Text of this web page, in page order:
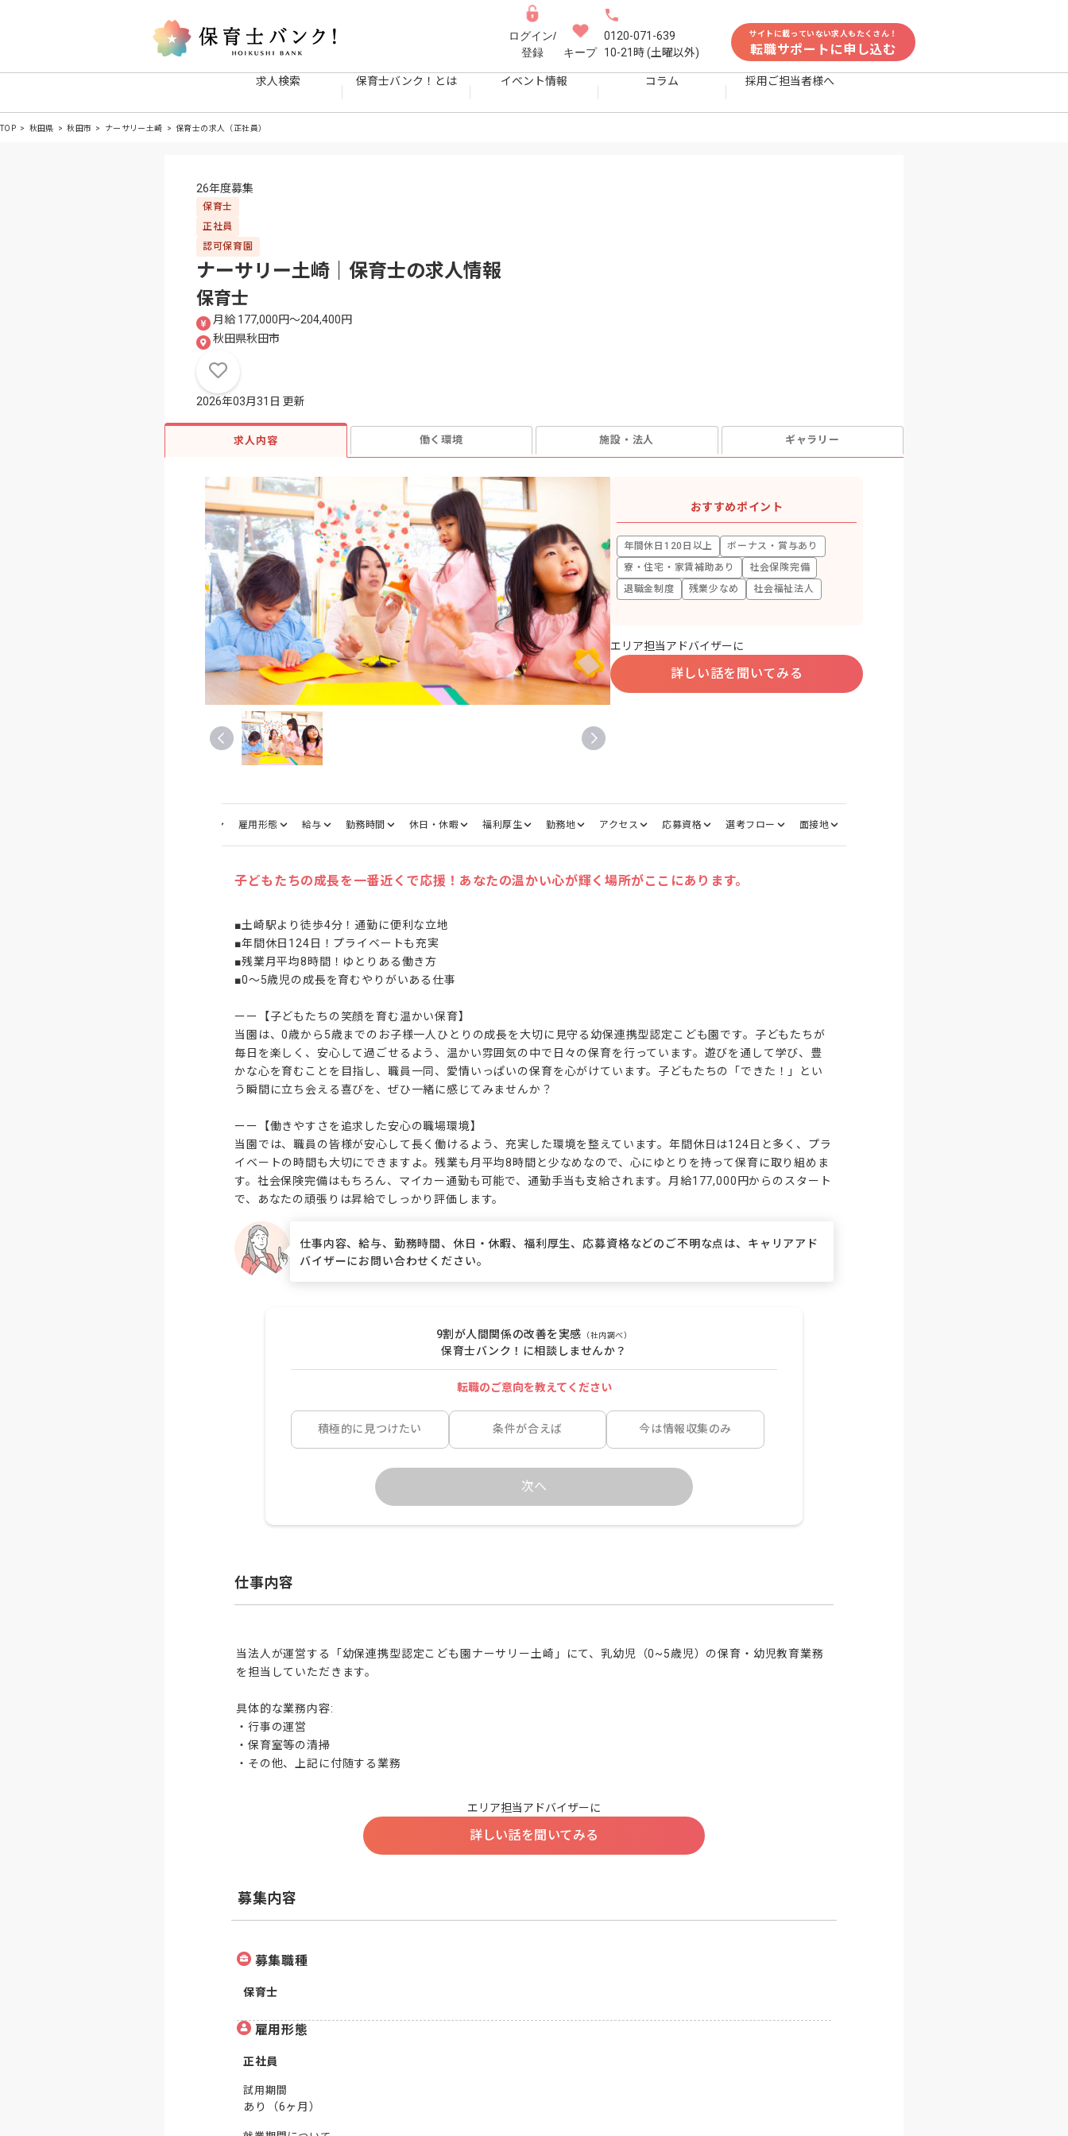
ログイン/
登録
キープ
0120-071-639
10-21時 (土曜以外)
サイトに載っていない求人もたくさん！
転職サポートに申し込む
求人検索 保育士バンク！とは イベント情報 コラム 採用ご担当者様へ
TOP 秋田県 秋田市 ナーサリー土崎 保育士の求人（正社員）
26年度募集
保育士
正社員
認可保育園
ナーサリー土崎｜保育士の求人情報
保育士
月給 177,000円〜204,400円
秋田県秋田市
2026年03月31日 更新
求人内容 働く環境 施設・法人 ギャラリー
おすすめポイント
年間休日120日以上
ボーナス・賞与あり
寮・住宅・家賃補助あり
社会保険完備
退職金制度
残業少なめ 社会福祉法人
エリア担当アドバイザーに
詳しい話を聞いてみる
雇用形態 給与 勤務時間 休日・休暇 福利厚生 勤務地 アクセス 応募資格 選考フロー 面接地
子どもたちの成長を一番近くで応援！あなたの温かい心が輝く場所がここにあります。
■土崎駅より徒歩4分！通勤に便利な立地
■年間休日124日！プライベートも充実
■残業月平均8時間！ゆとりある働き方
■0～5歳児の成長を育むやりがいある仕事
ーー【子どもたちの笑顔を育む温かい保育】
当園は、0歳から5歳までのお子様一人ひとりの成長を大切に見守る幼保連携型認定こども園です。子どもたちが
毎日を楽しく、安心して過ごせるよう、温かい雰囲気の中で日々の保育を行っています。遊びを通して学び、豊
かな心を育むことを目指し、職員一同、愛情いっぱいの保育を心がけています。子どもたちの「できた！」とい
う瞬間に立ち会える喜びを、ぜひ一緒に感じてみませんか？
ーー【働きやすさを追求した安心の職場環境】
当園では、職員の皆様が安心して長く働けるよう、充実した環境を整えています。年間休日は124日と多く、プラ
イベートの時間も大切にできますよ。残業も月平均8時間と少なめなので、心にゆとりを持って保育に取り組めま
す。社会保険完備はもちろん、マイカー通勤も可能で、通勤手当も支給されます。月給177,000円からのスタート
で、あなたの頑張りは昇給でしっかり評価します。
仕事内容、給与、勤務時間、休日・休暇、福利厚生、応募資格などのご不明な点は、キャリアアド
バイザーにお問い合わせください。
9割が人間関係の改善を実感 （社内調べ）
保育士バンク！に相談しませんか？
転職のご意向を教えてください
積極的に見つけたい 条件が合えば 今は情報収集のみ
次へ
仕事内容
当法人が運営する「幼保連携型認定こども園ナーサリー土崎」にて、乳幼児（0~5歳児）の保育・幼児教育業務
を担当していただきます。
具体的な業務内容:
・行事の運営
・保育室等の清掃
・その他、上記に付随する業務
エリア担当アドバイザーに
詳しい話を聞いてみる
募集内容
募集職種
保育士
雇用形態
正社員
試用期間
あり（6ヶ月）